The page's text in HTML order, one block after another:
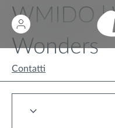
WMIDO |
Wonders
Contatti